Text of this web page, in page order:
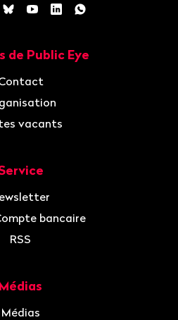
BlueskyYouTube
LinkedInWhatsApp
de Public Eye
vacants
bancaire
RSS
Médias
Médias